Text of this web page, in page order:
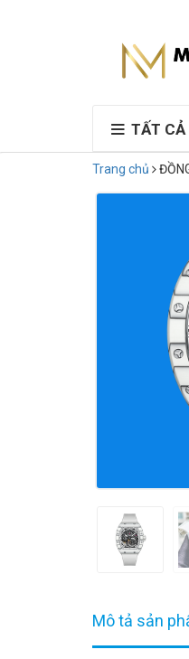
TẤT CẢ
Trang chủ
Mô tả sản